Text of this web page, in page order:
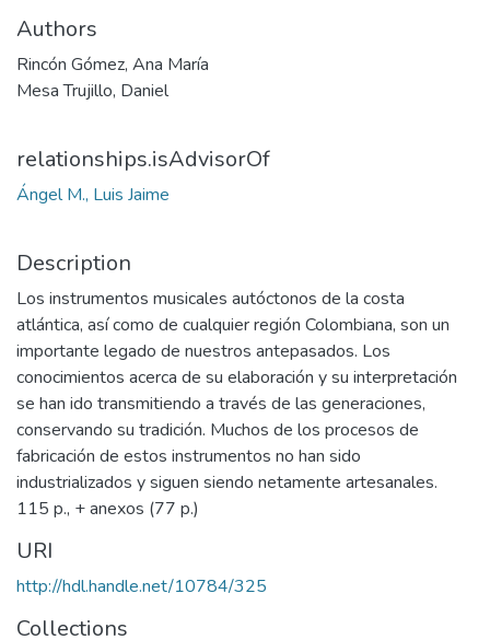
Authors
Rincón Gómez, Ana María
Mesa Trujillo, Daniel
relationships.isAdvisorOf
Ángel M., Luis Jaime
Description
Los instrumentos musicales autóctonos de la costa
atlántica, así como de cualquier región Colombiana, son un
importante legado de nuestros antepasados. Los
conocimientos acerca de su elaboración y su interpretación
se han ido transmitiendo a través de las generaciones,
conservando su tradición. Muchos de los procesos de
fabricación de estos instrumentos no han sido
industrializados y siguen siendo netamente artesanales.
115 p., + anexos (77 p.)
URI
http://hdl.handle.net/10784/325
Collections